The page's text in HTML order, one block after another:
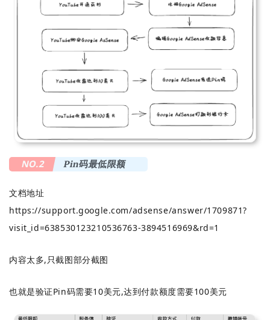
NO.2 Pin码最低限额
文档地址
https://support.google.com/adsense/answer/1709871?
visit_id=638530123210536763-3894516969&rd=1
内容太多,只截图部分截图
也就是验证Pin码需要10美元,达到付款额度需要100美元